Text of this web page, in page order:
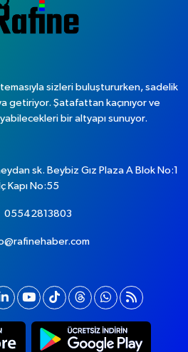
sizleri buluştururken, sadelik
getiriyor. Şatafattan kaçınıyor ve
bir altyapı sunuyor.
sk. Beybiz Gız Plaza A Blok No:1
Kapı No:55
05542813803